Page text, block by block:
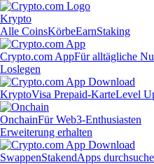
Krypto
Alle CoinsKörbeEarnStaking
Crypto.com AppFür alltägliche
Loslegen
KryptoVisa Prepaid-KarteLevel
OnchainFür Web3-Enthusiasten
Erweiterung erhalten
SwappenStakendApps